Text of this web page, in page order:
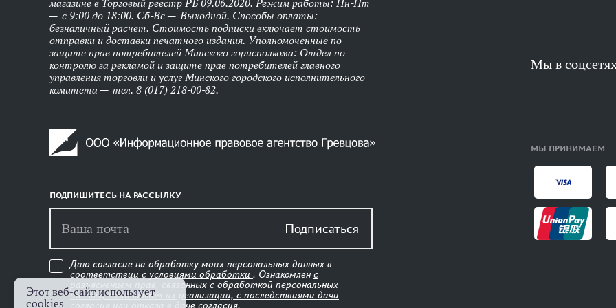
магазине в Торговый реестр РБ 09.06.2020. Режим работы: Пн-Пт
— с 9:00 до 18:00. Сб-Вс — Выходной. Способы оплаты:
безналичный расчет. Стоимость подписки включает стоимость
отправки и доставки печатного издания. Уполномоченные по
защите прав потребителей Минского горисполкома: Отдел по
контролю за рекламой и защите прав потребителей главного
управления торговли и услуг Минского городского исполнительного
комитета — тел. 8 (017) 218-00-82.
ПОДПИШИТЕСЬ НА РАССЫЛКУ
Подписаться
Даю согласие на обработку моих персональных данных в
соответствии с условиями обработки . Ознакомлен с
разъяснением прав, связанных с обработкой персональных
данных, механизмом их реализации, с последствиями дачи
согласия или отказа в даче согласия.
Мы в
МЫ ПРИНИМАЕМ
Этот веб-сайт использует
cookies